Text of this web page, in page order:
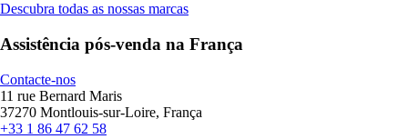
Descubra todas as nossas marcas
Assistência pós-venda na França
Contacte-nos
11 rue Bernard Maris
37270 Montlouis-sur-Loire, França
+33 1 86 47 62 58